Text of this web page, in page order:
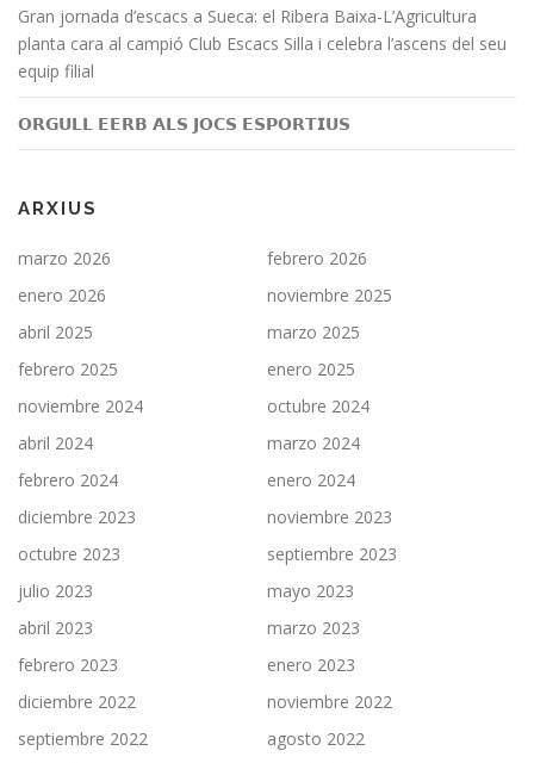
Gran jornada d’escacs a Sueca: el Ribera Baixa-L’Agricultura
planta cara al campió Club Escacs Silla i celebra l’ascens del seu
equip filial
𝗢𝗥𝗚𝗨𝗟𝗟 𝗘𝗘𝗥𝗕 𝗔𝗟𝗦 𝗝𝗢𝗖𝗦 𝗘𝗦𝗣𝗢𝗥𝗧𝗜𝗨𝗦
ARXIUS
marzo 2026
febrero 2026
enero 2026
noviembre 2025
abril 2025
marzo 2025
febrero 2025
enero 2025
noviembre 2024
octubre 2024
abril 2024
marzo 2024
febrero 2024
enero 2024
diciembre 2023
noviembre 2023
octubre 2023
septiembre 2023
julio 2023
mayo 2023
abril 2023
marzo 2023
febrero 2023
enero 2023
diciembre 2022
noviembre 2022
septiembre 2022
agosto 2022